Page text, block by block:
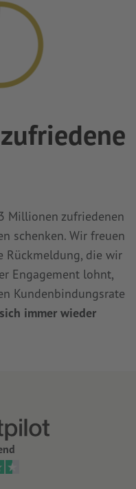
Millionen zufriedenen
schenken. Wir freuen
Rückmeldung, die wir
Engagement lohnt,
Kundenbindungsrate
immer wieder